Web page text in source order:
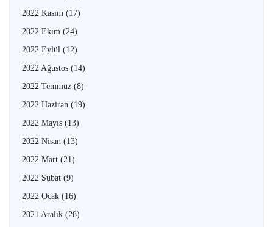
2022 Kasım (17)
2022 Ekim (24)
2022 Eylül (12)
2022 Ağustos (14)
2022 Temmuz (8)
2022 Haziran (19)
2022 Mayıs (13)
2022 Nisan (13)
2022 Mart (21)
2022 Şubat (9)
2022 Ocak (16)
2021 Aralık (28)